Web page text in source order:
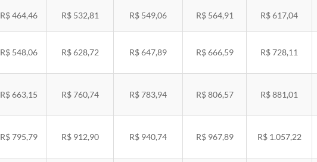
R$ 464,46 R$ 532,81 R$ 549,06 R$ 564,91 R$ 617,04
R$ 548,06 R$ 628,72 R$ 647,89 R$ 666,59 R$ 728,11
R$ 663,15 R$ 760,74 R$ 783,94 R$ 806,57 R$ 881,01
R$ 795,79 R$ 912,90 R$ 940,74 R$ 967,89 R$ 1.057,22